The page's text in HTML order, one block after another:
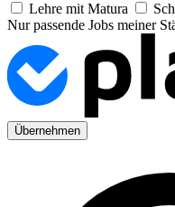
Lehre mit Matura
Nur passende Jobs meiner
Übernehmen